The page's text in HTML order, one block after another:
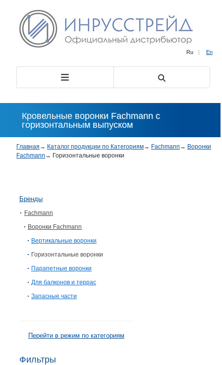
Ru | En
Кровельные воронки Fachmann с
горизонтальным выпуском
Главная → Каталог продукции по Категориям→ Fachmann → Воронки
Fachmann → Горизонтальные воронки
Бренды
Fachmann
Воронки Fachmann
Вертикальные воронки
Горизонтальные воронки
Парапетные воронки
Для балконов и террас
Запасные части
Перейти в режим по категориям
Фильтры